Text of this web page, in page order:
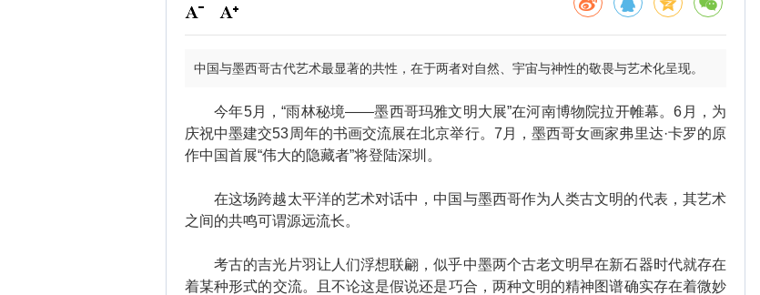
中国与墨西哥古代艺术最显著的共性，在于两者对自然、宇宙与神性的敬畏与艺术化呈现。
今年5月，“雨林秘境——墨西哥玛雅文明大展”在河南博物院拉开帷幕。6月，为
庆祝中墨建交53周年的书画交流展在北京举行。7月，墨西哥女画家弗里达·卡罗的原
作中国首展“伟大的隐藏者”将登陆深圳。
在这场跨越太平洋的艺术对话中，中国与墨西哥作为人类古文明的代表，其艺术
之间的共鸣可谓源远流长。
考古的吉光片羽让人们浮想联翩，似乎中墨两个古老文明早在新石器时代就存在
着某种形式的交流。且不论这是假说还是巧合，两种文明的精神图谱确实存在着微妙